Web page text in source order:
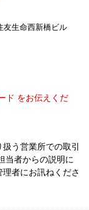
生命西新橋ビル
ド をお伝えくだ
う営業所での取引
当者からの説明に
者にお訊ねくださ